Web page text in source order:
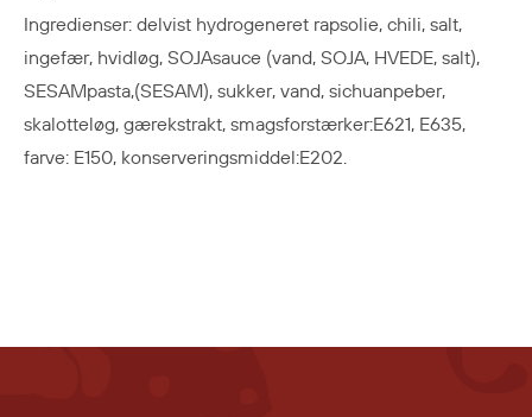
Ingredienser: delvist hydrogeneret rapsolie, chili, salt,
ingefær, hvidløg, SOJAsauce (vand, SOJA, HVEDE, salt),
SESAMpasta,(SESAM), sukker, vand, sichuanpeber,
skalotteløg, gærekstrakt, smagsforstærker:E621, E635,
farve: E150, konserveringsmiddel:E202.